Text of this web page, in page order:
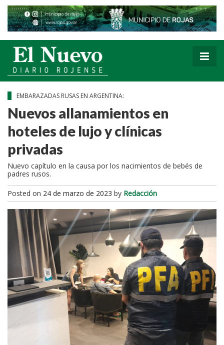
EMBARAZADAS RUSAS EN ARGENTINA:
Nuevos allanamientos en
hoteles de lujo y clínicas
privadas
Nuevo capítulo en la causa por los nacimientos de bebés de
padres rusos.
Posted on 24 de marzo de 2023 by Redacción